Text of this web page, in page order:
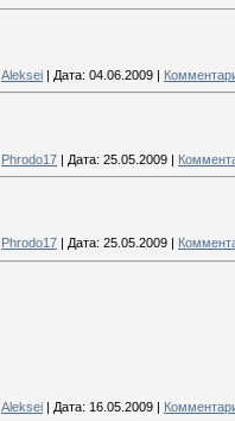
Aleksei | Дата: 04.06.2009 |
Phrodo17 | Дата: 25.05.2009 |
Phrodo17 Дата: 25.05.2009
Aleksei | Дата: 16.05.2009 |